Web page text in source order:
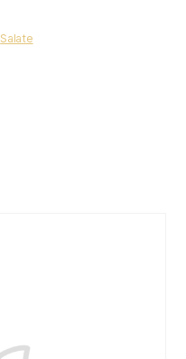
Salate